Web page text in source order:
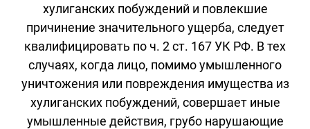
хулиганских побуждений и повлекшие
причинение значительного ущерба, следует
квалифицировать по ч. 2 ст. 167 УК РФ. В тех
случаях, когда лицо, помимо умышленного
уничтожения или повреждения имущества из
хулиганских побуждений, совершает иные
умышленные действия, грубо нарушающие